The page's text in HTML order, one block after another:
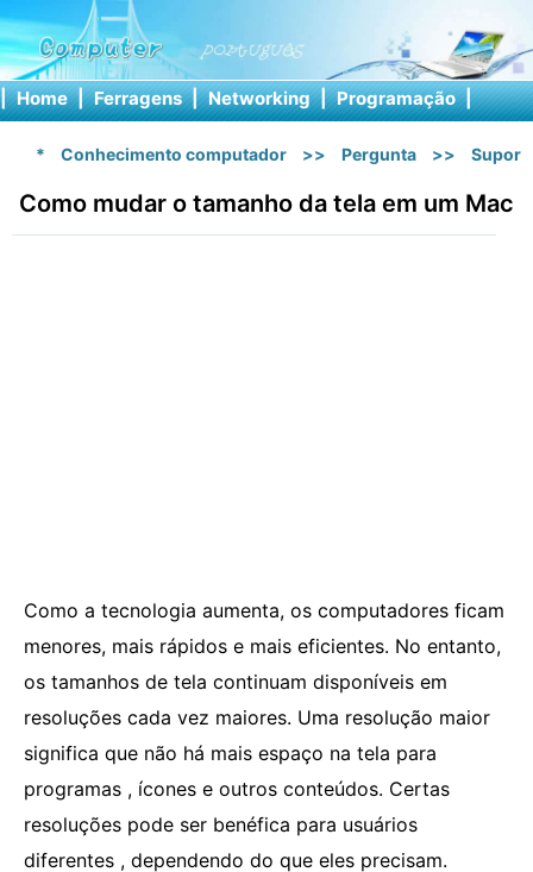
| Home | Ferragens | Networking | Programação |
* Conhecimento computador >> Pergunta >>
Como mudar o tamanho da tela em um Mac
Como a tecnologia aumenta, os computadores ficam
menores, mais rápidos e mais eficientes. No entanto,
os tamanhos de tela continuam disponíveis em
resoluções cada vez maiores. Uma resolução maior
significa que não há mais espaço na tela para
programas , ícones e outros conteúdos. Certas
resoluções pode ser benéfica para usuários
diferentes , dependendo do que eles precisam.